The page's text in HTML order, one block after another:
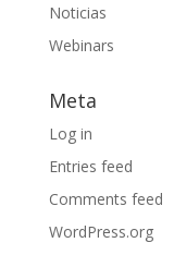
Noticias
Webinars
Meta
Log in
Entries feed
Comments feed
WordPress.org